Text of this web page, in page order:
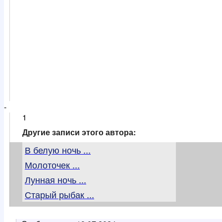
-
1
Другие записи этого автора:
В белую ночь ...
Молоточек ...
Лунная ночь ...
Старый рыбак ...